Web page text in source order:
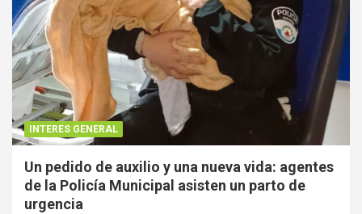
INTERES GENERAL
Un pedido de auxilio y una nueva vida: agentes
de la Policía Municipal asisten un parto de
urgencia